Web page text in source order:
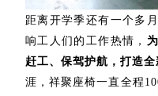
距离开学季还有一个多
响工人们的工作热情，
赶工、保驾护航，打造
涯，祥聚座椅一直全程